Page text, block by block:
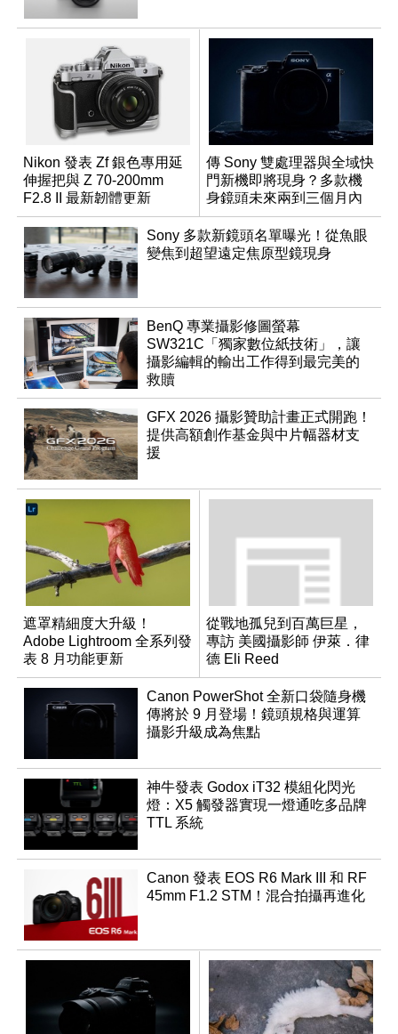
Nikon 發表 Zf 銀色專用延
伸握把與 Z 70-200mm
F2.8 II 最新韌體更新
傳 Sony 雙處理器與全域快
門新機即將現身？多款機
身鏡頭未來兩到三個月內
有望登場
Sony 多款新鏡頭名單曝光！從魚眼
變焦到超望遠定焦原型鏡現身
BenQ 專業攝影修圖螢幕
SW321C「獨家數位紙技術」，讓
攝影編輯的輸出工作得到最完美的
救贖
GFX 2026 攝影贊助計畫正式開跑！
提供高額創作基金與中片幅器材支
援
遮罩精細度大升級！
Adobe Lightroom 全系列發
表 8 月功能更新
從戰地孤兒到百萬巨星，
專訪 美國攝影師 伊萊．律
德 Eli Reed
Canon PowerShot 全新口袋隨身機
傳將於 9 月登場！鏡頭規格與運算
攝影升級成為焦點
神牛發表 Godox iT32 模組化閃光
燈：X5 觸發器實現一燈通吃多品牌
TTL 系統
Canon 發表 EOS R6 Mark III 和 RF
45mm F1.2 STM！混合拍攝再進化